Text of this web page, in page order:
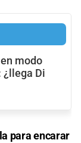
modo
¿llega Di
para encarar